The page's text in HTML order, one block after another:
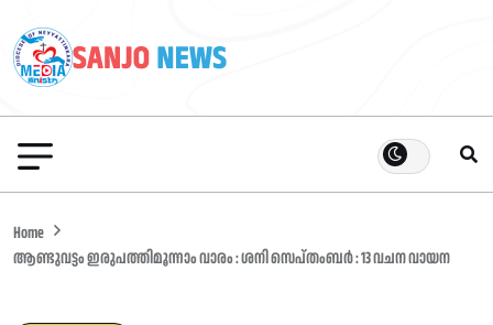
Home
ആണ്ടുവട്ടം ഇരുപത്തിമൂന്നാം വാരം : ശനി സെപ്തംബർ : 13 വചന വായന